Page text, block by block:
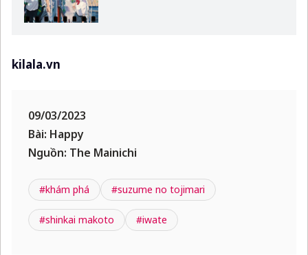
kilala.vn
09/03/2023
Bài: Happy
Nguồn: The Mainichi
#khám phá #suzume no tojimari
#shinkai makoto #iwate